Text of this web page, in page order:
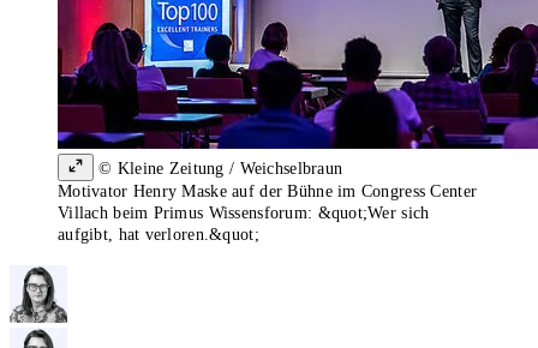
© Kleine Zeitung / Weichselbraun
Motivator Henry Maske auf der Bühne im Congress Center
Villach beim Primus Wissensforum: &quot;Wer sich
aufgibt, hat verloren.&quot;